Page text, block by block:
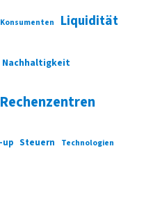
Konsumenten Liquidität
Nachhaltigkeit
Rechenzentren
Steuern Technologien